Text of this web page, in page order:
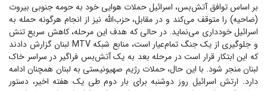
بر اساس توافق آتش‌بس، اسرائیل حملات هوایی خود به حومه جنوبی بیروت
(ضاحیه) را متوقف می‌کند و در مقابل، حزب‌الله نیز از انجام هرگونه حمله به
اسرائیل خودداری می‌نماید. در حالی که هدف این مرحله، کاهش سریع تنش
و جلوگیری از یک جنگ تمام‌عیار است، منابع شبکه MTV لبنان گزارش دادند
که این ابتکار قرار است در مرحله بعد به یک آتش‌بس فراگیر در سراسر خاک
لبنان منجر شود. با این حال، حملات رژیم صهیونیستی به لبنان همچنان ادامه
دارد. ارتش اسرائیل روز دوشنبه برای بار دوم طی یک هفته اخیر، دستور